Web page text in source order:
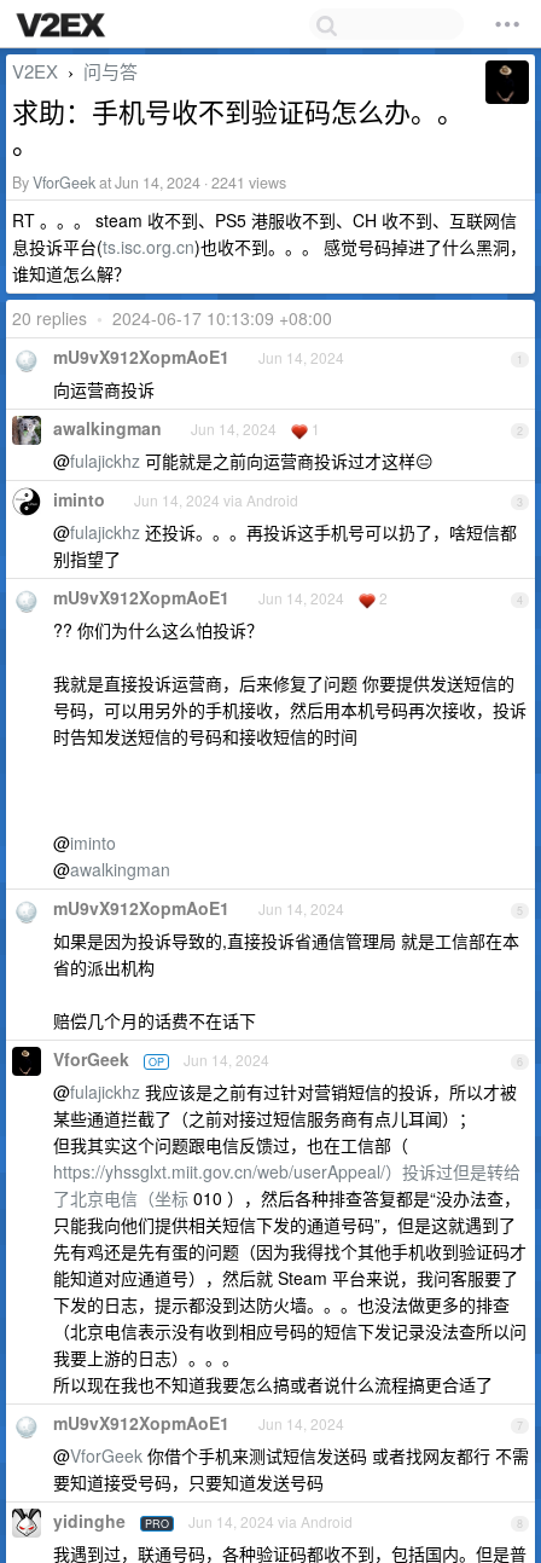
V2EX › 问与答
求助：手机号收不到验证码怎么办。。
。
ByVforGeekat Jun 14, 2024 · 2241 views
RT 。。。 steam 收不到、PS5 港服收不到、CH 收不到、互联网信
息投诉平台(ts.isc.org.cn)也收不到。。。 感觉号码掉进了什么黑洞，
谁知道怎么解？
20 replies • 2024-06-17 10:13:09 +08:00
1
mU9vX912XopmAoE1 Jun 14, 2024
向运营商投诉
2
awalkingman Jun 14, 2024 1
@fulajickhz 可能就是之前向运营商投诉过才这样😑
3
iminto Jun 14, 2024 via Android
@fulajickhz 还投诉。。。再投诉这手机号可以扔了，啥短信都
别指望了
4
mU9vX912XopmAoE1 Jun 14, 2024 2
?? 你们为什么这么怕投诉？
我就是直接投诉运营商，后来修复了问题 你要提供发送短信的
号码，可以用另外的手机接收，然后用本机号码再次接收，投诉
时告知发送短信的号码和接收短信的时间
@iminto
@awalkingman
5
mU9vX912XopmAoE1 Jun 14, 2024
如果是因为投诉导致的,直接投诉省通信管理局 就是工信部在本
省的派出机构
赔偿几个月的话费不在话下
6
VforGeek OP Jun 14, 2024
@fulajickhz 我应该是之前有过针对营销短信的投诉，所以才被
某些通道拦截了（之前对接过短信服务商有点儿耳闻）；
但我其实这个问题跟电信反馈过，也在工信部（
https://yhssglxt.miit.gov.cn/web/userAppeal/）投诉过但是转给
了北京电信（坐标 010 ），然后各种排查答复都是“没办法查，
只能我向他们提供相关短信下发的通道号码”，但是这就遇到了
先有鸡还是先有蛋的问题（因为我得找个其他手机收到验证码才
能知道对应通道号），然后就 Steam 平台来说，我问客服要了
下发的日志，提示都没到达防火墙。。。也没法做更多的排查
（北京电信表示没有收到相应号码的短信下发记录没法查所以问
我要上游的日志）。。。
所以现在我也不知道我要怎么搞或者说什么流程搞更合适了
7
mU9vX912XopmAoE1 Jun 14, 2024
@VforGeek 你借个手机来测试短信发送码 或者找网友都行 不需
要知道接受号码，只要知道发送号码
8
yidinghe PRO Jun 14, 2024 via Android
我遇到过，联通号码，各种验证码都收不到，包括国内。但是普